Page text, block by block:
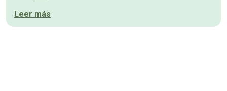
Leer más